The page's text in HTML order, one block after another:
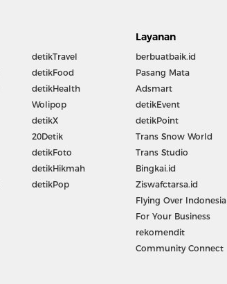
detikTravel
detikFood
detikHealth
Wolipop
detikX
20Detik
detikFoto
detikHikmah
detikPop
Layanan
berbuatbaik.id
Pasang Mata
Adsmart
detikEvent
detikPoint
Trans Snow World
Trans Studio
Bingkai.id
Ziswafctarsa.id
Flying Over Indonesia
For Your Business
rekomendit
Community Connect